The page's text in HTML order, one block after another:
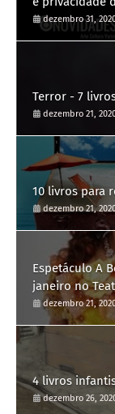
dezembro 31,
Terror - 7
dezembro 21,
10 livros para
dezembro 21,
Espetáculo A
janeiro no
dezembro 21,
4 livros
dezembro 26,